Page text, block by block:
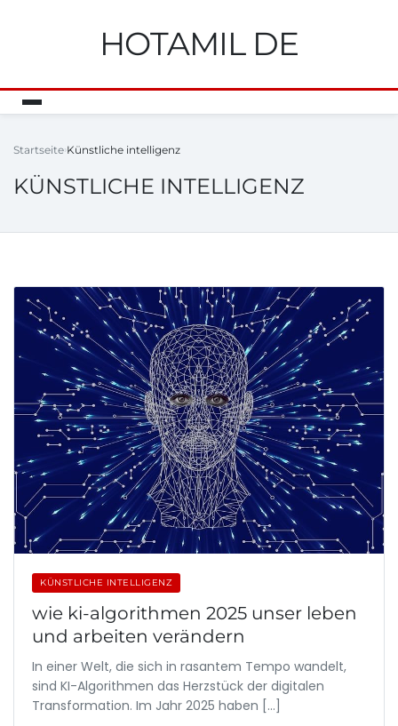
HOTAMIL DE
Startseite Künstliche intelligenz
KÜNSTLICHE INTELLIGENZ
KÜNSTLICHE INTELLIGENZ
wie ki-algorithmen 2025 unser leben
und arbeiten verändern
In einer Welt, die sich in rasantem Tempo wandelt,
sind KI-Algorithmen das Herzstück der digitalen
Transformation. Im Jahr 2025 haben […]